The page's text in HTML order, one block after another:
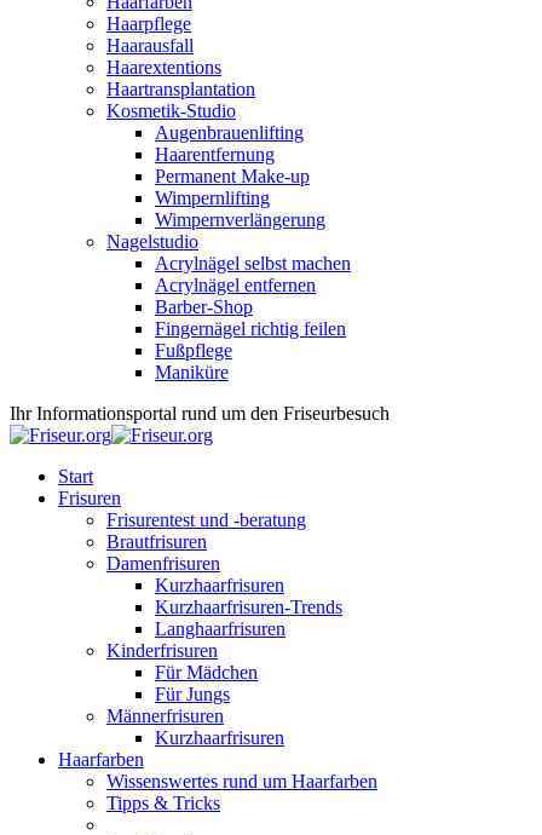
Haarpflege
Haarausfall
Haarextentions
Haartransplantation
Kosmetik-Studio
Augenbrauenlifting
Haarentfernung
Permanent Make-up
Wimpernlifting
Wimpernverlängerung
Nagelstudio
Acrylnägel selbst machen
Acrylnägel entfernen
Barber-Shop
Fingernägel richtig feilen
Fußpflege
Maniküre
Ihr Informationsportal rund um den Friseurbesuch
Start
Frisuren
Frisurentest und -beratung
Brautfrisuren
Damenfrisuren
Kurzhaarfrisuren
Kurzhaarfrisuren-Trends
Langhaarfrisuren
Kinderfrisuren
Für Mädchen
Für Jungs
Männerfrisuren
Kurzhaarfrisuren
Haarfarben
Wissenswertes rund um Haarfarben
Tipps & Tricks